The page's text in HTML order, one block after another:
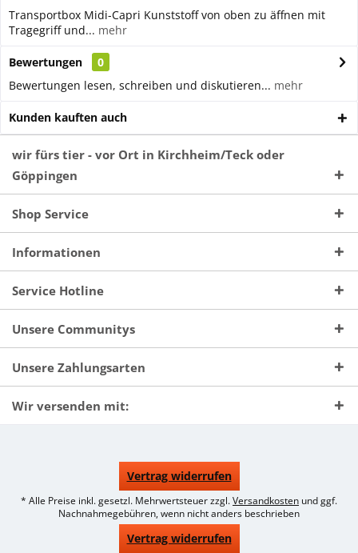
Transportbox Midi-Capri Kunststoff von oben zu äffnen mit
Tragegriff und... mehr
Bewertungen
0
Bewertungen lesen, schreiben und diskutieren... mehr
Kunden kauften auch
wir fürs tier - vor Ort in Kirchheim/Teck oder
Göppingen
Shop Service
Informationen
Service Hotline
Unsere Communitys
Unsere Zahlungsarten
Wir versenden mit:
Vertrag widerrufen
* Alle Preise inkl. gesetzl. Mehrwertsteuer zzgl.Versandkosten und ggf.
Nachnahmegebühren, wenn nicht anders beschrieben
Vertrag widerrufen